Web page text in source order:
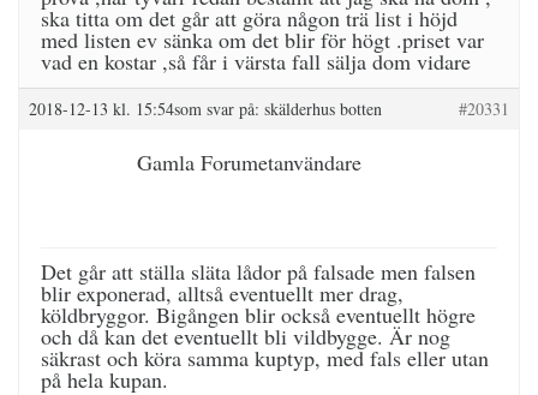
ska titta om det går att göra någon trä list i höjd
med listen ev sänka om det blir för högt .priset var
vad en kostar ,så får i värsta fall sälja dom vidare
2018-12-13 kl. 15:54som svar på: skälderhus botten #20331
Gamla Forumetanvändare
Det går att ställa släta lådor på falsade men falsen
blir exponerad, alltså eventuellt mer drag,
köldbryggor. Bigången blir också eventuellt högre
och då kan det eventuellt bli vildbygge. Är nog
säkrast och köra samma kuptyp, med fals eller utan
på hela kupan.